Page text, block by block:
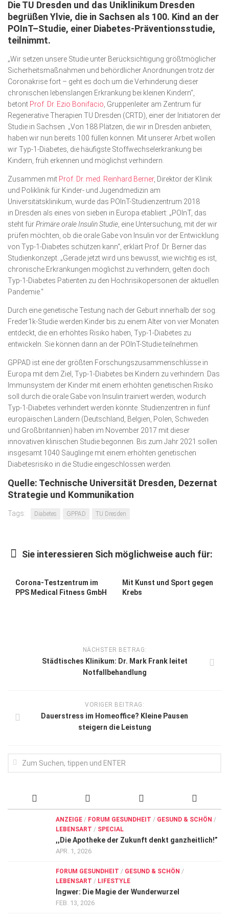
Wirtschaft, Recht, Finanzen
Zahn, Mund, Kiefer
Forum Gesundheit
Allgemein
Sehen
Innovationen
Kampf gegen Krebs
Hören
Lebensart
Die TU Dresden und das Uniklinikum Dresden
begrüßen Ylvie, die in Sachsen als 100. Kind an der
POInT–Studie, einer Diabetes-Präventionsstudie,
teilnimmt.
„Wir setzen unsere Studie unter Berücksichtigung größtmöglicher
Sicherheitsmaßnahmen und behördlicher Anordnungen trotz der
Coronakrise fort – geht es doch um die Verhinderung dieser
chronischen lebenslangen Erkrankung bei kleinen Kindern“,
betont Prof. Dr. Ezio Bonifacio , Gruppenleiter am Zentrum für
Regenerative Therapien TU Dresden (CRTD), einer der Initiatoren der
Studie in Sachsen. „Von 188 Plätzen, die wir in Dresden anbieten,
haben wir nun bereits 100 füllen können. Mit unserer Arbeit wollen
wir Typ-1-Diabetes, die häufigste Stoffwechselerkrankung bei
Kindern, früh erkennen und möglichst verhindern.
Zusammen mit Prof. Dr. med. Reinhard Berner, Direktor der Klinik
und Poliklinik für Kinder- und Jugendmedizin am
Universitätsklinikum, wurde das POInT-Studienzentrum 2018
in Dresden als eines von sieben in Europa etabliert: „POInT, das
steht fürPrimäre orale Insulin Studie , eine Untersuchung, mit der wir
prüfen möchten, ob die orale Gabe von Insulin vor der Entwicklung
von Typ-1-Diabetes schützen kann“, erklärt Prof. Dr. Berner das
Studienkonzept. „Gerade jetzt wird uns bewusst, wie wichtig es ist,
chronische Erkrankungen möglichst zu verhindern, gelten doch
Typ-1-Diabetes Patienten zu den Hochrisikopersonen der aktuellen
Pandemie.“
Durch eine genetische Testung nach der Geburt innerhalb der sog.
Freder1k-Studie werden Kinder bis zu einem Alter von vier Monaten
entdeckt, die ein erhöhtes Risiko haben, Typ-1-Diabetes zu
entwickeln. Sie können dann an der POInT-Studie teilnehmen.
GPPAD ist eine der größten Forschungszusammenschlüsse in
Europa mit dem Ziel, Typ-1-Diabetes bei Kindern zu verhindern. Das
Immunsystem der Kinder mit einem erhöhten genetischen Risiko
soll durch die orale Gabe von Insulin trainiert werden, wodurch
Typ-1-Diabetes verhindert werden könnte. Studienzentren in fünf
europäischen Ländern (Deutschland, Belgien, Polen, Schweden
und Großbritannien) haben im November 2017 mit dieser
innovativen klinischen Studie begonnen. Bis zum Jahr 2021 sollen
insgesamt 1040 Säuglinge mit einem erhöhten genetischen
Diabetesrisiko in die Studie eingeschlossen werden.
Quelle: Technische Universität Dresden, Dezernat
Strategie und Kommunikation
Tags: Diabetes GPPAD TU Dresden
Sie interessieren Sich möglichweise auch für:
Corona-Testzentrum im
PPS Medical Fitness GmbH
Mit Kunst und Sport gegen
Krebs
NÄCHSTER BETRAG:
Städtisches Klinikum: Dr. Mark Frank leitet
Notfallbehandlung
VORIGER BEITRAG:
Dauerstress im Homeoffice? Kleine Pausen
steigern die Leistung
ANZEIGE / FORUM GESUNDHEIT / GESUND & SCHÖN /
LEBENSART / SPECIAL
,,Die Apotheke der Zukunft denkt ganzheitlich!”
APR. 1, 2026
FORUM GESUNDHEIT / GESUND & SCHÖN /
LEBENSART / LIFESTYLE
Ingwer: Die Magie der Wunderwurzel
FEB. 13, 2026